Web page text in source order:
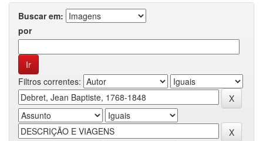
Buscar em:
por
Filtros correntes: